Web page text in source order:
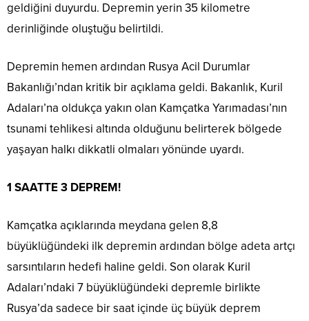
geldiğini duyurdu. Depremin yerin 35 kilometre
derinliğinde oluştuğu belirtildi.
Depremin hemen ardından Rusya Acil Durumlar
Bakanlığı’ndan kritik bir açıklama geldi. Bakanlık, Kuril
Adaları’na oldukça yakın olan Kamçatka Yarımadası’nın
tsunami tehlikesi altında olduğunu belirterek bölgede
yaşayan halkı dikkatli olmaları yönünde uyardı.
1 SAATTE 3 DEPREM!
Kamçatka açıklarında meydana gelen 8,8
büyüklüğündeki ilk depremin ardından bölge adeta artçı
sarsıntıların hedefi haline geldi. Son olarak Kuril
Adaları’ndaki 7 büyüklüğündeki depremle birlikte
Rusya’da sadece bir saat içinde üç büyük deprem